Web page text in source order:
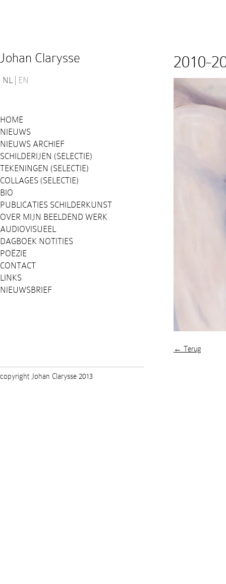
Johan Clarysse
NL EN
HOME
NIEUWS
NIEUWS ARCHIEF
SCHILDERIJEN (SELECTIE)
TEKENINGEN (SELECTIE)
COLLAGES (SELECTIE)
BIO
PUBLICATIES SCHILDERKUNST
OVER MIJN BEELDEND WERK
AUDIOVISUEEL
DAGBOEK NOTITIES
POËZIE
CONTACT
LINKS
NIEUWSBRIEF
2010-
← Terug
copyright Johan Clarysse 2013